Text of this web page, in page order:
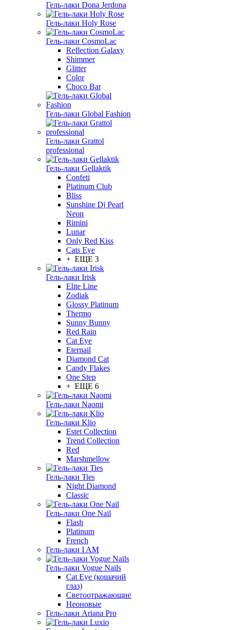
Гель-лаки Dona Jerdona
Гель-лаки Holy Rose
Гель-лаки CosmoLac
Reflection Galaxy
Shimmer
Glitter
Color
Choco Bar
Гель-лаки Global Fashion
Гель-лаки Grattol
professional
Гель-лаки Gellaktik
Confeti
Platinum Club
Bliss
Sunshine Dj Pearl
Neon
Rimini
Lunar
Only Red Kiss
Cats Eye
+ ЕЩЕ 3
Гель-лаки Irisk
Elite Line
Zodiak
Glossy Platinum
Thermo
Sunny Bunny
Red Rain
Cat Eye
Eternail
Diamond Cat
Candy Flakes
One Step
+ ЕЩЕ 6
Гель-лаки Naomi
Гель-лаки Klio
Estet Collection
Trend Collection
Red
Marshmellow
Гель-лаки Ties
Night Diamond
Classic
Гель-лаки One Nail
Flash
Platinum
French
Гель-лаки I AM
Гель-лаки Vogue Nails
Cat Eye (кошачий
глаз)
Светоотражающие
Неоновые
Гель-лаки Ariana Pro